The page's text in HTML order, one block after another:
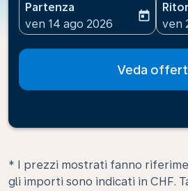
Partenza
fc-booking-departure-date-
ven 14 ago 2026
today
fc-
ven
Veda
* I prezzi mostrati fanno
gli importi sono indicati in CHF.